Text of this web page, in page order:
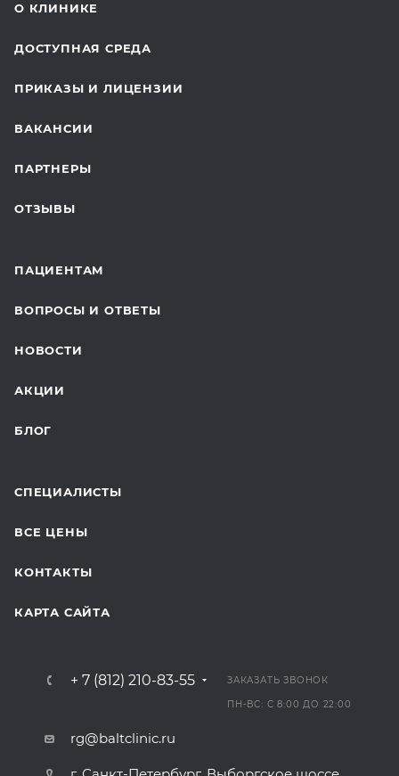
ЛАБОРАТОРНЫЕ ИССЛЕДОВАНИЯ
ДЛЯ БУДУЩИХ МАМ
О КЛИНИКЕ
ДОСТУПНАЯ СРЕДА
ПРИКАЗЫ И ЛИЦЕНЗИИ
ВАКАНСИИ
ПАРТНЕРЫ
ОТЗЫВЫ
ПАЦИЕНТАМ
ВОПРОСЫ И ОТВЕТЫ
НОВОСТИ
АКЦИИ
БЛОГ
СПЕЦИАЛИСТЫ
ВСЕ ЦЕНЫ
КОНТАКТЫ
КАРТА САЙТА
+ 7 (812) 210-83-55 ЗАКАЗАТЬ ЗВОНОК
ПН-ВС: С 8:00 ДО 22:00
rg@baltclinic.ru